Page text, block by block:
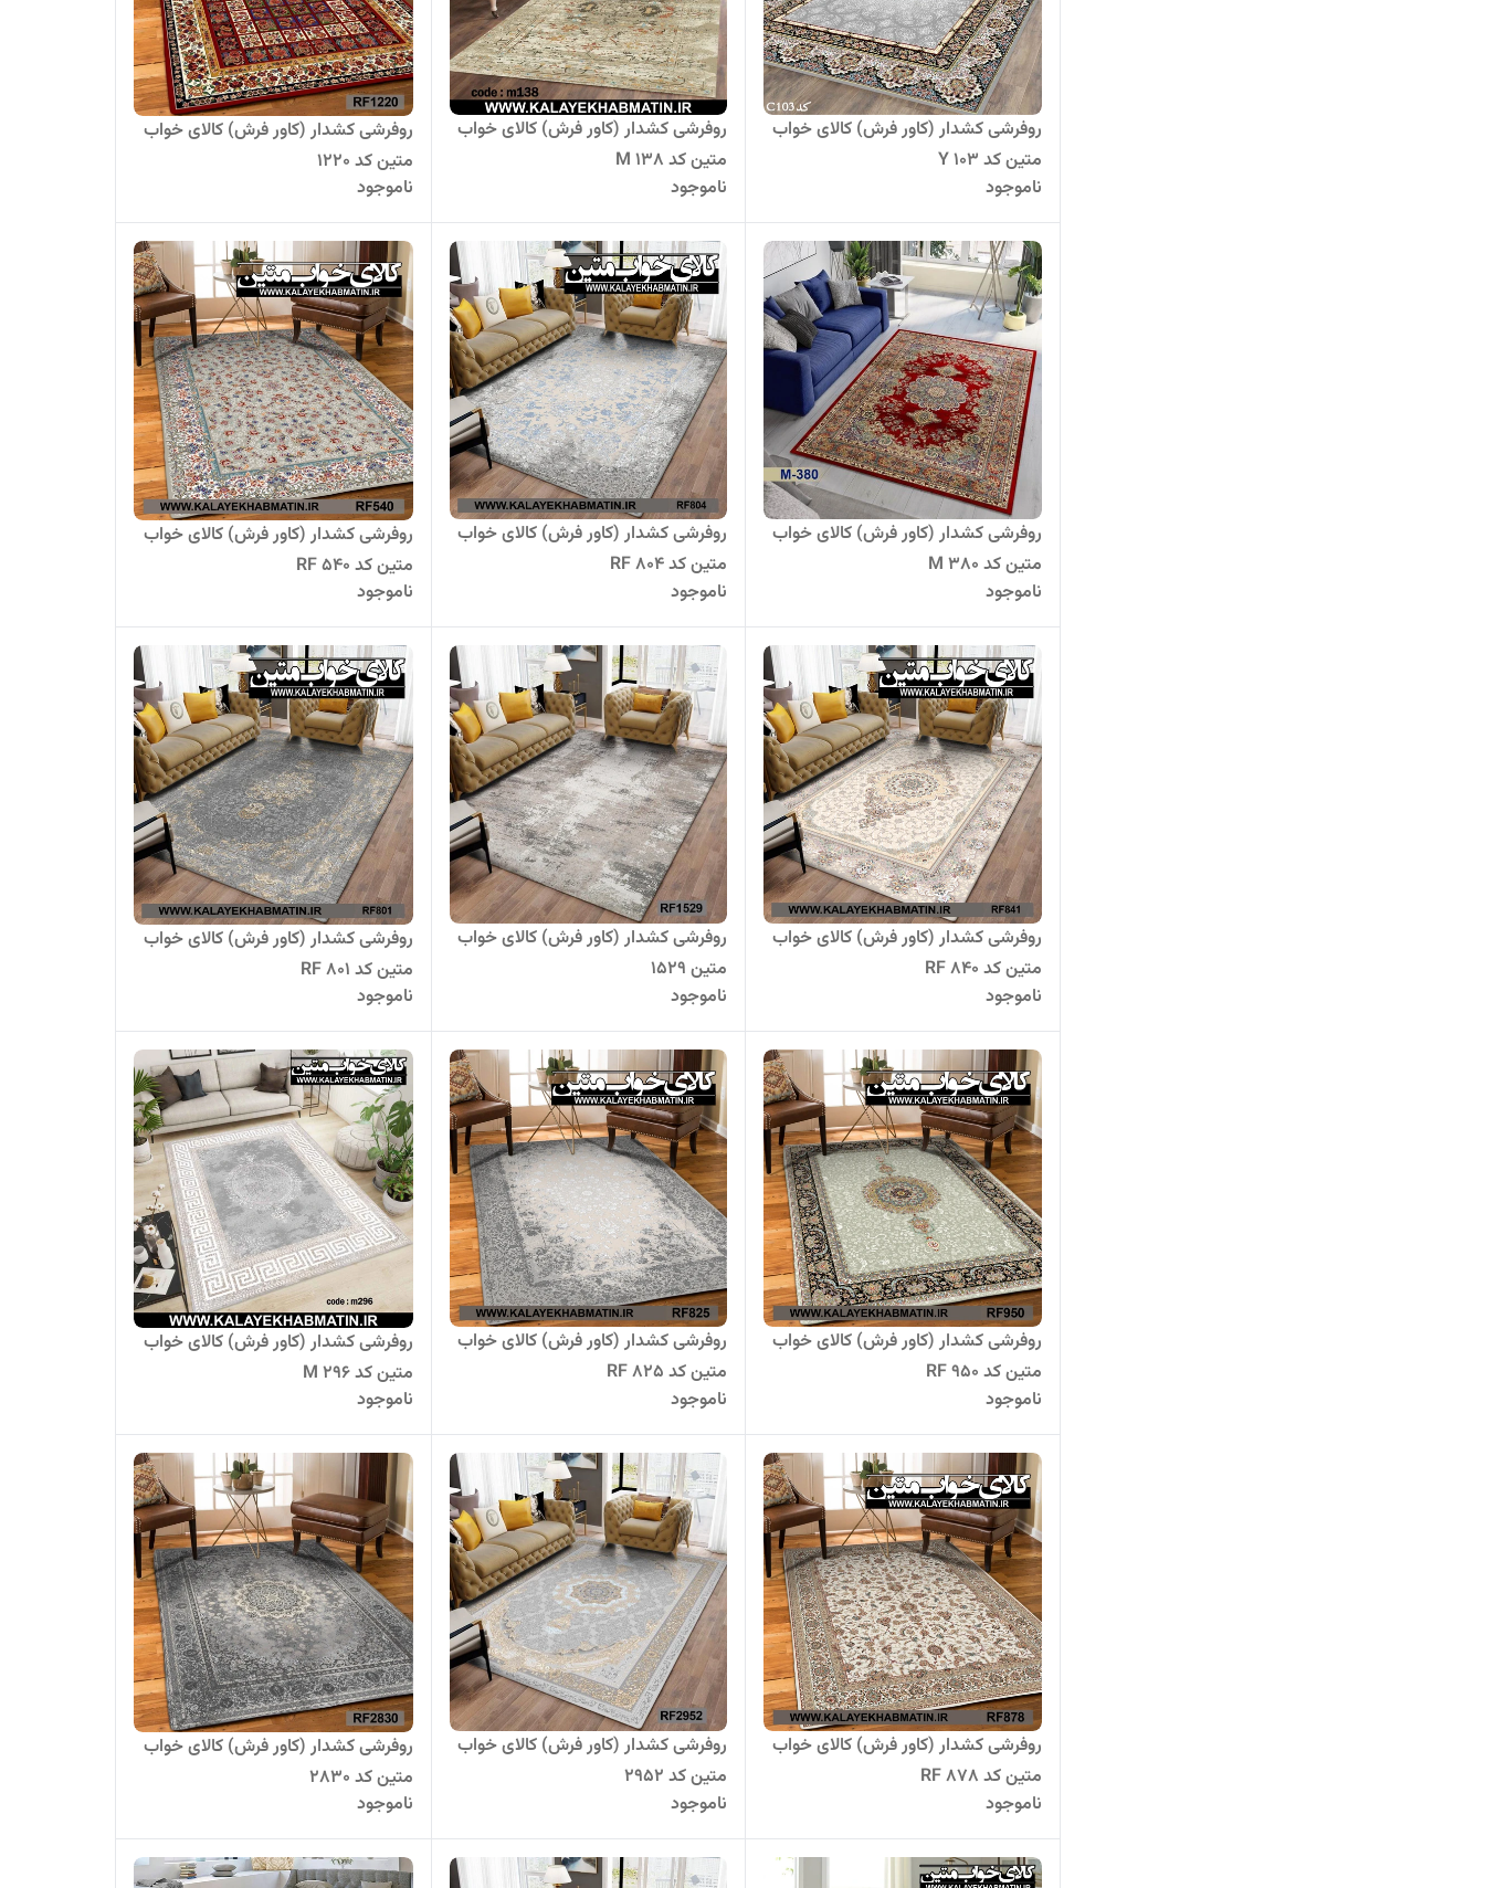
روفرشی کشدار (کاور فرش) کالای خواب
متین کد Y 103
ناموجود
روفرشی کشدار (کاور فرش) کالای خواب
متین کد M 138
ناموجود
روفرشی کشدار (کاور فرش) کالای خواب
متین کد 1220
ناموجود
روفرشی کشدار (کاور فرش) کالای خواب
متین کد M 380
ناموجود
روفرشی کشدار (کاور فرش) کالای خواب
متین کد RF 804
ناموجود
روفرشی کشدار (کاور فرش) کالای خواب
متین کد RF 540
ناموجود
روفرشی کشدار (کاور فرش) کالای خواب
متین کد RF 840
ناموجود
روفرشی کشدار (کاور فرش) کالای خواب
متین 1529
ناموجود
روفرشی کشدار (کاور فرش) کالای خواب
متین کد RF 801
ناموجود
روفرشی کشدار (کاور فرش) کالای خواب
متین کد RF 950
ناموجود
روفرشی کشدار (کاور فرش) کالای خواب
متین کد RF 825
ناموجود
روفرشی کشدار (کاور فرش) کالای خواب
متین کد M 296
ناموجود
روفرشی کشدار (کاور فرش) کالای خواب
متین کد RF 878
ناموجود
روفرشی کشدار (کاور فرش) کالای خواب
متین کد 2952
ناموجود
روفرشی کشدار (کاور فرش) کالای خواب
متین کد 2830
ناموجود